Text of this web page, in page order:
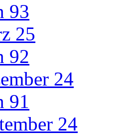
93
25
92
24
91
24